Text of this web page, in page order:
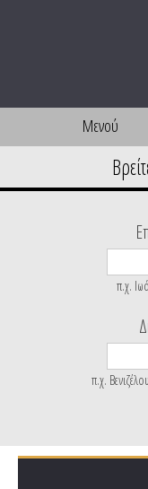
Μενού
π.χ.
π.χ.